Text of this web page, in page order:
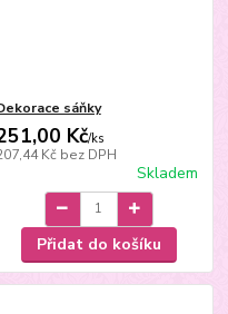
sáňky
Kč/ks
Kč bez DPH
Skladem
Přidat do košíku